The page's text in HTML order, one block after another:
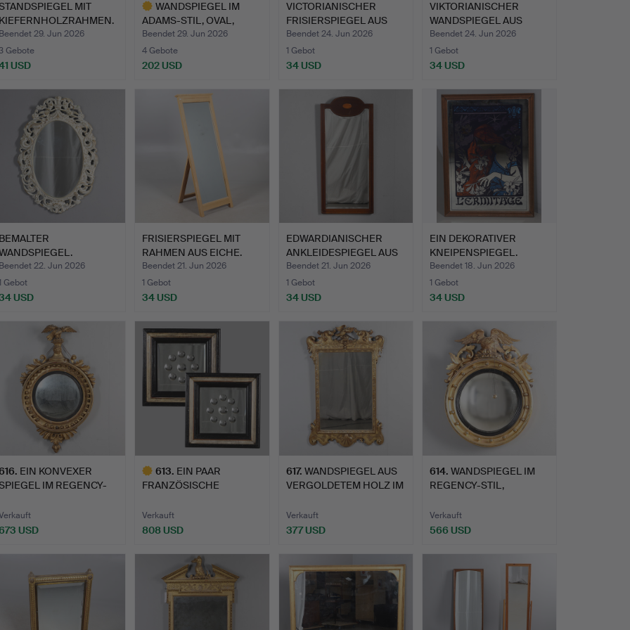
MIT
KIEFERNHOLZRAHMEN.
Beendet 29. Jun 2026
Gebote
USD
WANDSPIEGEL IM
ADAMS-STIL, OVAL,
VERGOLDET…
Beendet 29. Jun 2026
4 Gebote
202 USD
VICTORIANISCHER
FRISIERSPIEGEL AUS
NUSSHOL…
Beendet 24. Jun 2026
1 Gebot
34 USD
VIKTORIANISCHER
WANDSPIEGEL AUS
NUSSBAUM M…
Beendet 24. Jun 2026
1 Gebot
34 USD
BEMALTER
Beendet 22. Jun 2026
Gebot
USD
FRISIERSPIEGEL MIT
RAHMEN AUS EICHE.
Beendet 21. Jun 2026
1 Gebot
34 USD
EDWARDIANISCHER
ANKLEIDESPIEGEL AUS
MAHAGO…
Beendet 21. Jun 2026
1 Gebot
34 USD
EIN DEKORATIVER
KNEIPENSPIEGEL.
Beendet 18. Jun 2026
1 Gebot
34 USD
. EIN KONVEXER
IM REGENCY-
USD
613. EIN PAAR
FRANZÖSISCHE
ANFAN…
Verkauft
808 USD
617. WANDSPIEGEL AUS
VERGOLDETEM HOLZ IM
Verkauft
377 USD
614. WANDSPIEGEL IM
REGENCY-STIL,
Verkauft
566 USD